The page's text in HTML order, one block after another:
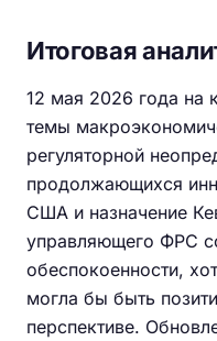
Итоговая
12 мая 2026 года на
темы
регуляторной
продолжающихся
США и назначение
управляющего ФРС
обеспокоенности,
могла бы быть
перспективе.